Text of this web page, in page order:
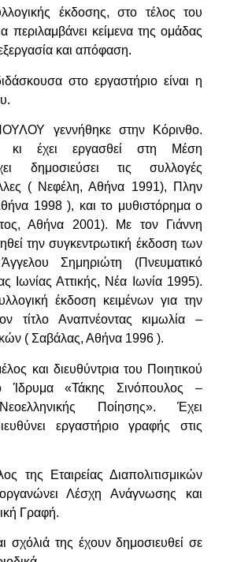
έκδοσης, στο τέλος του
περιλαμβάνει κείμενα της ομάδας
και απόφαση.
στο εργαστήριο είναι η
γεννήθηκε στην Κόρινθο.
κι έχει εργασθεί στη Μέση
δημοσιεύσει τις συλλογές
( Νεφέλη, Αθήνα 1991), Πλην
1998 ), και το μυθιστόρημα ο
Αθήνα 2001). Με τον Γιάννη
την συγκεντρωτική έκδοση των
Σημηριώτη (Πνευματικό
Ιωνίας Αττικής, Νέα Ιωνία 1995).
έκδοση κειμένων για την
τίτλο Αναπνέοντας κιμωλία –
( Σαβάλας, Αθήνα 1996 ).
και διευθύντρια του Ποιητικού
Ίδρυμα «Τάκης Σινόπουλος –
Ποίησης». Έχει
εργαστήριο γραφής στις
της Εταιρείας Διαπολιτισμικών
Λέσχη Ανάγνωσης και
Γραφή.
σχόλιά της έχουν δημοσιευθεί σε